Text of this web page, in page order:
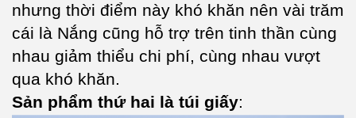
nhưng thời điểm này khó khăn nên vài trăm
cái là Nắng cũng hỗ trợ trên tinh thần cùng
nhau giảm thiểu chi phí, cùng nhau vượt
qua khó khăn.
Sản phẩm thứ hai là túi giấy: